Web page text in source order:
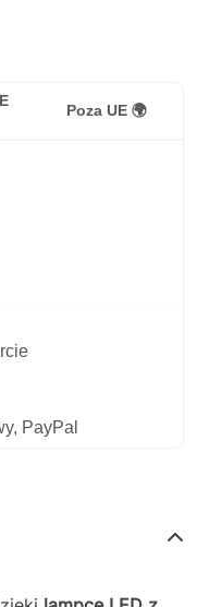
Poza UE 🌍
PayPal